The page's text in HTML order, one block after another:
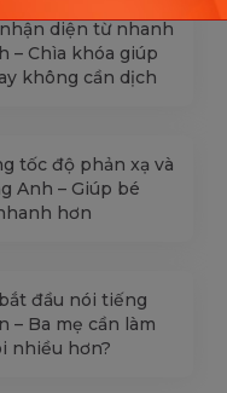
nhận diện từ nhanh
– Chìa khóa giúp
không cần dịch
tốc độ phản xạ và
Anh – Giúp bé
hơn
đầu nói tiếng
– Ba mẹ cần làm
nhiều hơn?